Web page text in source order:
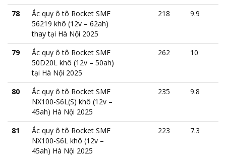
78
Ắc quy ô tô Rocket SMF
56219 khô (12v – 62ah)
thay tại Hà Nội 2025
218 9.9
79
Ắc quy ô tô Rocket SMF
50D20L khô (12v – 50ah)
tại Hà Nội 2025
262 10
80
Ắc quy ô tô Rocket SMF
NX100-S6L(S) khô (12v –
45ah) Hà Nội 2025
235 9.8
81
Ắc quy ô tô Rocket SMF
NX100-S6L khô (12v –
45ah) Hà Nội 2025
223 7.3